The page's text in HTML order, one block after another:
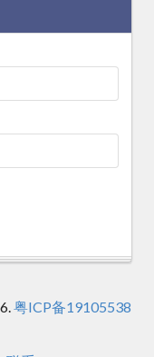
粤ICP备19105538